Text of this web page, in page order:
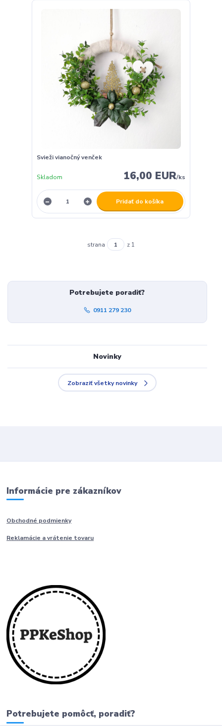
Svieži vianočný venček
16,00 EUR/ks
Skladom
Pridať do košíka
strana z 1
Potrebujete poradiť?
0911 279 230
Novinky
Zobraziť všetky novinky
Informácie pre zákazníkov
Obchodné podmienky
Reklamácie a vrátenie tovaru
Potrebujete pomôcť, poradiť?